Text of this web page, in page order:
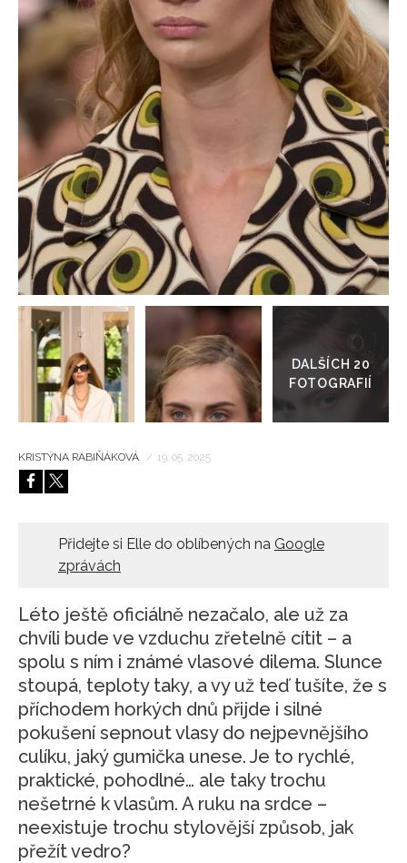
HOME
galerie
KRISTÝNA RABIŇÁKOVÁ / 19. 05. 2025
Přidejte si Elle do oblíbených na Google
zprávách
Léto ještě oficiálně nezačalo, ale už za
chvíli bude ve vzduchu zřetelně cítit – a
spolu s ním i známé vlasové dilema. Slunce
stoupá, teploty taky, a vy už teď tušíte, že s
příchodem horkých dnů přijde i silné
pokušení sepnout vlasy do nejpevnějšího
culíku, jaký gumička unese. Je to rychlé,
praktické, pohodlné… ale taky trochu
nešetrné k vlasům. A ruku na srdce –
neexistuje trochu stylovější způsob, jak
přežít vedro?